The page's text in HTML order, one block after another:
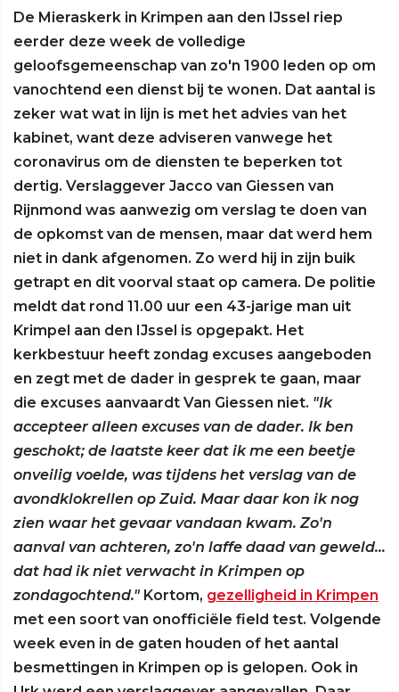
De Mieraskerk in Krimpen aan den IJssel riep
eerder deze week de volledige
geloofsgemeenschap van zo'n 1900 leden op om
vanochtend een dienst bij te wonen. Dat aantal is
zeker wat wat in lijn is met het advies van het
kabinet, want deze adviseren vanwege het
coronavirus om de diensten te beperken tot
dertig. Verslaggever Jacco van Giessen van
Rijnmond was aanwezig om verslag te doen van
de opkomst van de mensen, maar dat werd hem
niet in dank afgenomen. Zo werd hij in zijn buik
getrapt en dit voorval staat op camera. De politie
meldt dat rond 11.00 uur een 43-jarige man uit
Krimpel aan den IJssel is opgepakt. Het
kerkbestuur heeft zondag excuses aangeboden
en zegt met de dader in gesprek te gaan, maar
die excuses aanvaardt Van Giessen niet. "Ik
accepteer alleen excuses van de dader. Ik ben
geschokt; de laatste keer dat ik me een beetje
onveilig voelde, was tijdens het verslag van de
avondklokrellen op Zuid. Maar daar kon ik nog
zien waar het gevaar vandaan kwam. Zo'n
aanval van achteren, zo'n laffe daad van geweld...
dat had ik niet verwacht in Krimpen op
zondagochtend." Kortom, gezelligheid in Krimpen
met een soort van onofficiële field test. Volgende
week even in de gaten houden of het aantal
besmettingen in Krimpen op is gelopen. Ook in